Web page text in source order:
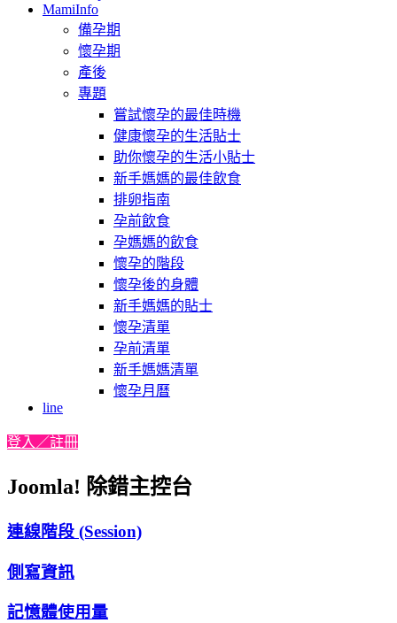
MamiInfo
備孕期
懷孕期
產後
專題
嘗試懷孕的最佳時機
健康懷孕的生活貼士
助你懷孕的生活小貼士
新手媽媽的最佳飲食
排卵指南
孕前飲食
孕媽媽的飲食
懷孕的階段
懷孕後的身體
新手媽媽的貼士
懷孕清單
孕前清單
新手媽媽清單
懷孕月曆
line
登入／註冊
Joomla! 除錯主控台
連線階段 (Session)
側寫資訊
記憶體使用量